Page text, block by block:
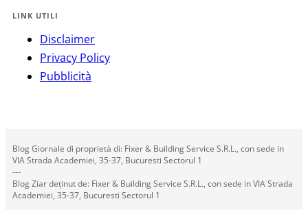
LINK UTILI
Disclaimer
Privacy Policy
Pubblicità
Blog Giornale di proprietà di: Fixer & Building Service S.R.L., con sede in
VIA Strada Academiei, 35-37, Bucuresti Sectorul 1
---
Blog Ziar deținut de: Fixer & Building Service S.R.L., con sede in VIA Strada
Academiei, 35-37, Bucuresti Sectorul 1